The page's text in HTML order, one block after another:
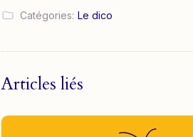
Catégories: Le dico
Articles liés